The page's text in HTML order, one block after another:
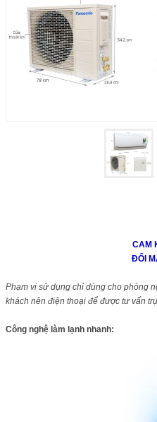
CAM
ĐỔI
Phạm vi sử dụng chỉ dùng cho phòng
khách nên điện thoại để được tư vấn
Công nghệ làm lạnh nhanh: